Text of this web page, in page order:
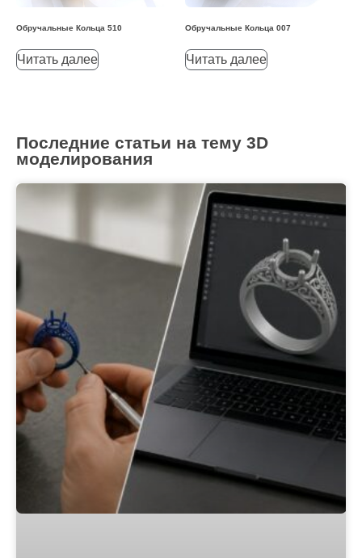
Обручальные Кольца 510
Читать далее
Обручальные Кольца 007
Читать далее
Последние статьи на тему 3D
моделирования